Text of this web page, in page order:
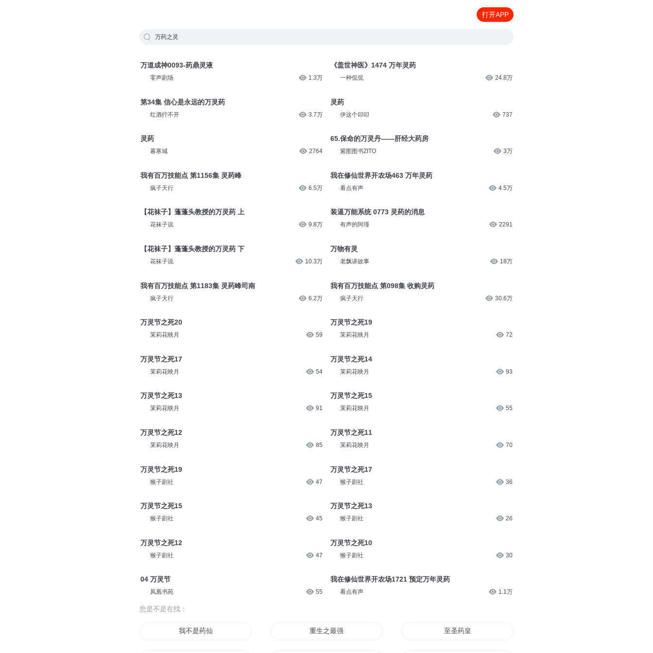
打开APP
万药之灵
万道成神0093-药鼎灵液
零声剧场 1.3万
第34集 信心是永远的万灵药
红酒拧不开 3.7万
灵药
暮寒城 2764
我有百万技能点 第1156集 灵药峰
疯子天行 6.5万
【花袜子】蓬蓬头教授的万灵药 上
花袜子说 9.8万
【花袜子】蓬蓬头教授的万灵药 下
花袜子说 10.3万
我有百万技能点 第1183集 灵药峰司南
疯子天行 6.2万
万灵节之死20
茉莉花映月 59
万灵节之死17
茉莉花映月 54
万灵节之死13
茉莉花映月 91
万灵节之死12
茉莉花映月 85
万灵节之死19
猴子剧社 47
万灵节之死15
猴子剧社 45
万灵节之死12
猴子剧社 47
04 万灵节
凤凰书苑 55
《盖世神医》1474 万年灵药
一种侃侃 24.8万
灵药
伊这个叩叩 737
65.保命的万灵丹——肝经大药房
紫图图书ZITO 3万
我在修仙世界开农场463 万年灵药
看点有声 4.5万
装逼万能系统 0773 灵药的消息
有声的阿瑾 2291
万物有灵
老飘讲故事 18万
我有百万技能点 第098集 收购灵药
疯子天行 30.6万
万灵节之死19
茉莉花映月 72
万灵节之死14
茉莉花映月 93
万灵节之死15
茉莉花映月 55
万灵节之死11
茉莉花映月 70
万灵节之死17
猴子剧社 36
万灵节之死13
猴子剧社 26
万灵节之死10
猴子剧社 30
我在修仙世界开农场1721 预定万年灵药
看点有声 1.1万
您是不是在找：
我不是药仙 重生之最强药神 至圣药皇